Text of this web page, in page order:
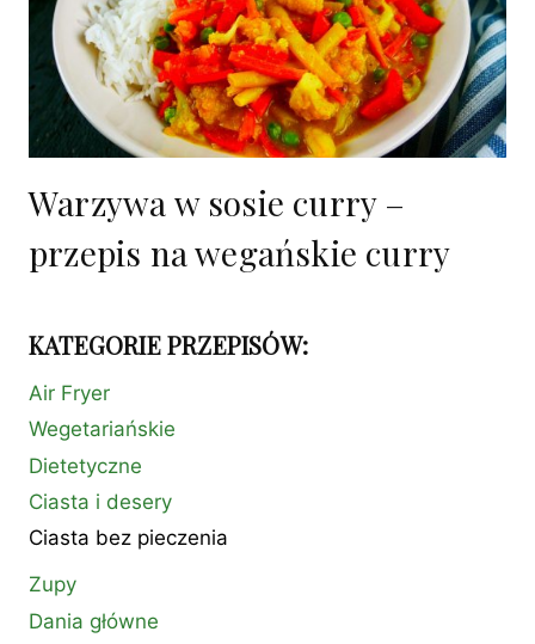
Warzywa w sosie curry –
przepis na wegańskie curry
KATEGORIE PRZEPISÓW:
Air Fryer
Wegetariańskie
Dietetyczne
Ciasta i desery
Ciasta bez pieczenia
Zupy
Dania główne